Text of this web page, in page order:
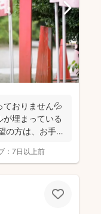
ておりません💦
が埋まっている
の方は、お手数
： 7日以上前